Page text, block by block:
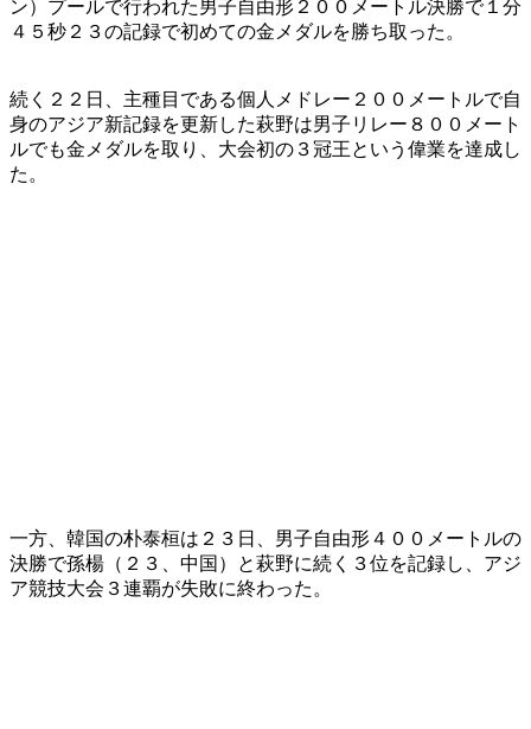
ン）プールで行われた男子自由形２００メートル決勝で１分
４５秒２３の記録で初めての金メダルを勝ち取った。
続く２２日、主種目である個人メドレー２００メートルで自
身のアジア新記録を更新した萩野は男子リレー８００メート
ルでも金メダルを取り、大会初の３冠王という偉業を達成し
た。
一方、韓国の朴泰桓は２３日、男子自由形４００メートルの
決勝で孫楊（２３、中国）と萩野に続く３位を記録し、アジ
ア競技大会３連覇が失敗に終わった。